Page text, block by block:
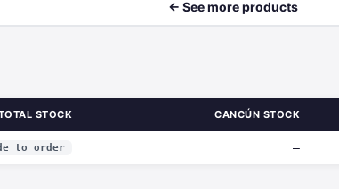
← See more products
STOCK CANCÚN STOCK
to order —